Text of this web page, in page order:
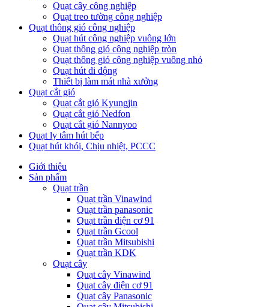
Quạt cây công nghiệp
Quạt treo tường công nghiệp
Quạt thông gió công nghiệp
Quạt hút công nghiệp vuông lớn
Quạt thông gió công nghiệp tròn
Quạt thông gió công nghiệp vuông nhỏ
Quạt hút di động
Thiết bị làm mát nhà xưởng
Quạt cắt gió
Quạt cắt gió Kyungjin
Quạt cắt gió Nedfon
Quạt cắt gió Nannyoo
Quạt ly tâm hút bếp
Quạt hút khói, Chịu nhiệt, PCCC
Giới thiệu
Sản phẩm
Quạt trần
Quạt trần Vinawind
Quạt trần panasonic
Quạt trần điện cơ 91
Quạt trần Gcool
Quạt trần Mitsubishi
Quạt trần KDK
Quạt cây
Quạt cây Vinawind
Quạt cây điện cơ 91
Quạt cây Panasonic